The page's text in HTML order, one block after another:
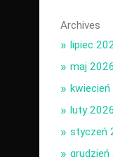
Archives
lipiec
maj 2026
luty 2026
styczeń